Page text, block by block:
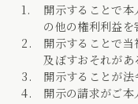
開示することで
の他の権利利益
開示することで
及ぼすおそれがあ
開示することが
開示の請求がご